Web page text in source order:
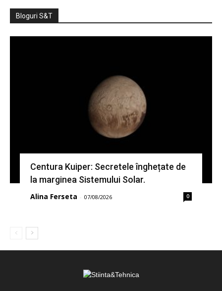
Bloguri S&T
Centura Kuiper: Secretele înghețate de
la marginea Sistemului Solar.
Alina Ferseta - 07/08/2026 0